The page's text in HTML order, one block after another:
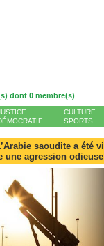
dont 0 membre(s)
CULTURE
SPORTS
saoudite a été
une agression odieuse